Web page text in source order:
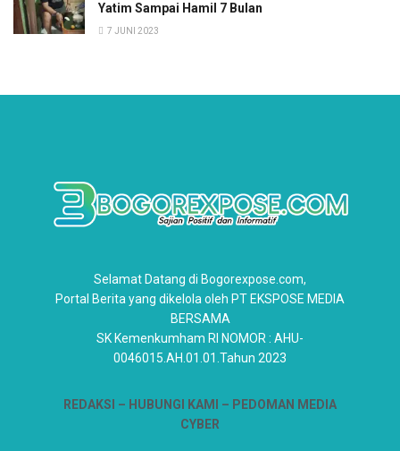
Yatim Sampai Hamil 7 Bulan
7 JUNI 2023
Selamat Datang di Bogorexpose.com,
Portal Berita yang dikelola oleh PT EKSPOSE MEDIA
BERSAMA
SK Kemenkumham RI NOMOR : AHU-
0046015.AH.01.01.Tahun 2023
REDAKSI – HUBUNGI KAMI – PEDOMAN MEDIA
CYBER